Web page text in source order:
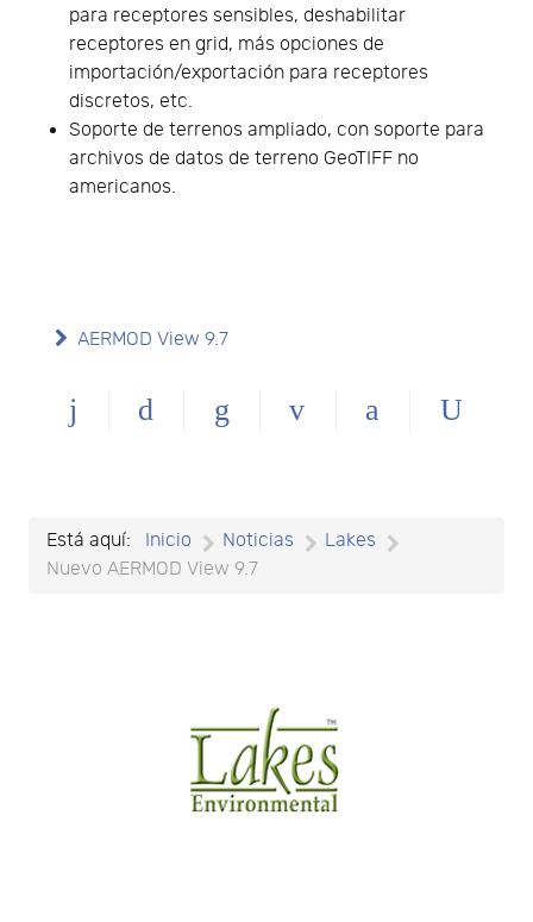
para receptores sensibles, deshabilitar
receptores en grid, más opciones de
importación/exportación para receptores
discretos, etc.
Soporte de terrenos ampliado, con soporte para
archivos de datos de terreno GeoTIFF no
americanos.
AERMOD View 9.7
Está aquí: Inicio Noticias
Lakes
Nuevo AERMOD View 9.7